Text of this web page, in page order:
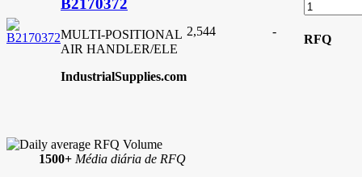
MULTI-POSITIONAL
AIR HANDLER/ELE
IndustrialSupplies.com
2,544 -
RFQ
1500+ Média diária de RFQ